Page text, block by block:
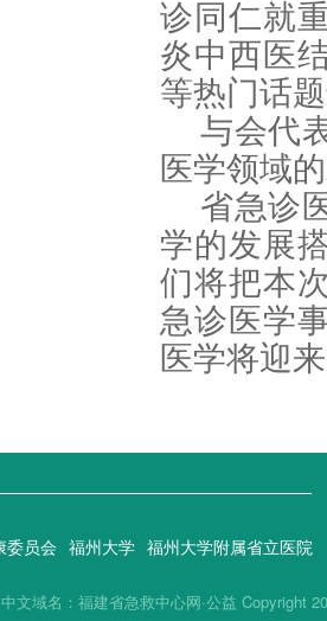
诊同仁就
炎中西医
等热门话
与会代
医学领域
省急诊
学的发展
们将把本
急诊医学
医学将迎
委员会 福州大学 福州大学附属省立医院
中文域名：福建省急救中心网·公益 Copyright